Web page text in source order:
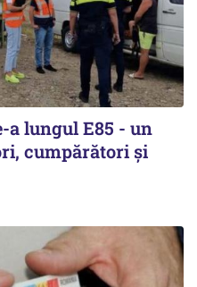
a lungul E85 - un
cumpărători și